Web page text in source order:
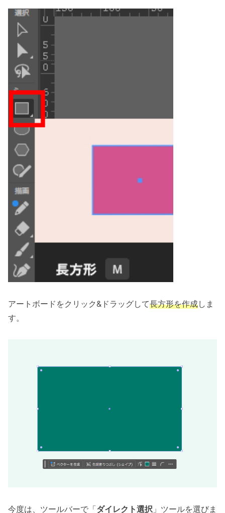
アートボードをクリック&ドラッグして長方形を作成しま
す。
今度は、ツールバーで「ダイレクト選択 」ツールを選びま